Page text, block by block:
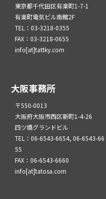
東京都千代田区有楽町1-7-1
有楽町電気ビル南館2F
TEL：03-3218-0355
FAX：03-3218-0655
info[at]tattky.com
大阪事務所
〒550-0013
大阪府大阪市西区新町1-4-26
四ツ橋グランドビル
TEL：06-6543-6654, 06-6543-66
55
FAX：06-6543-6660
info[at]tatosa.com